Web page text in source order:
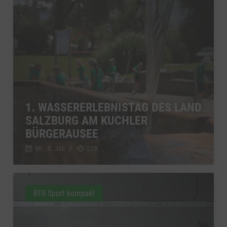
1. WASSERERLEBNISTAG DES LAND
SALZBURG AM KUCHLER
BÜRGERAUSEE
Mi., 8. Juli // 239
RTS Sport kompakt